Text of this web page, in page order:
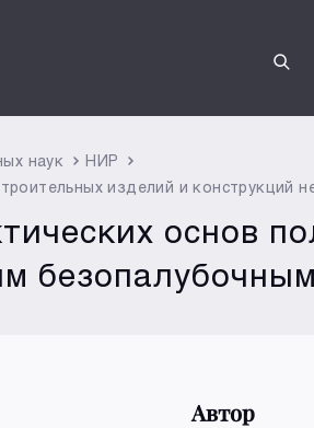
наук
НИР
изделий и
основ
Автор